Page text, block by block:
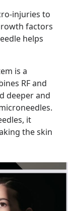
injuries to
factors
helps
is a
RF and
deeper and
it
the skin